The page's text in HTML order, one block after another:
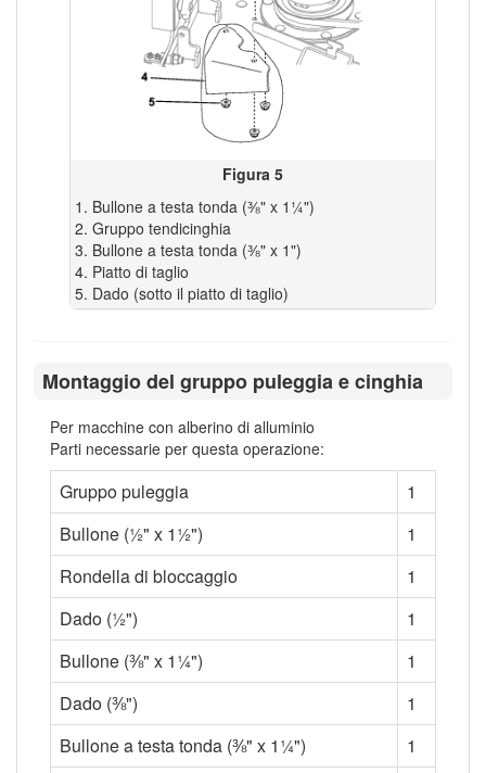
Figura 5
Bullone a testa tonda (⅜" x 1¼")
Gruppo tendicinghia
Bullone a testa tonda (⅜" x 1")
Piatto di taglio
Dado (sotto il piatto di taglio)
Montaggio del gruppo puleggia e cinghia
Per macchine con alberino di alluminio
Parti necessarie per questa operazione:
Gruppo puleggia
1
Bullone (½" x 1½")
1
Rondella di bloccaggio
1
Dado (½")
1
Bullone (⅜" x 1¼")
1
Dado (⅜")
1
Bullone a testa tonda (⅜" x 1¼")
1